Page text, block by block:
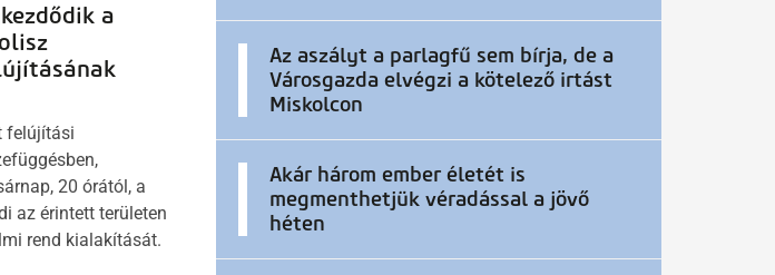
a
felújítási
20 órától, a
az érintett területen
rend kialakítását.
Az aszályt a parlagfű sem bírja, de a
Városgazda elvégzi a kötelező irtást
Miskolcon
Akár három ember életét is
megmenthetjük véradással a jövő
héten